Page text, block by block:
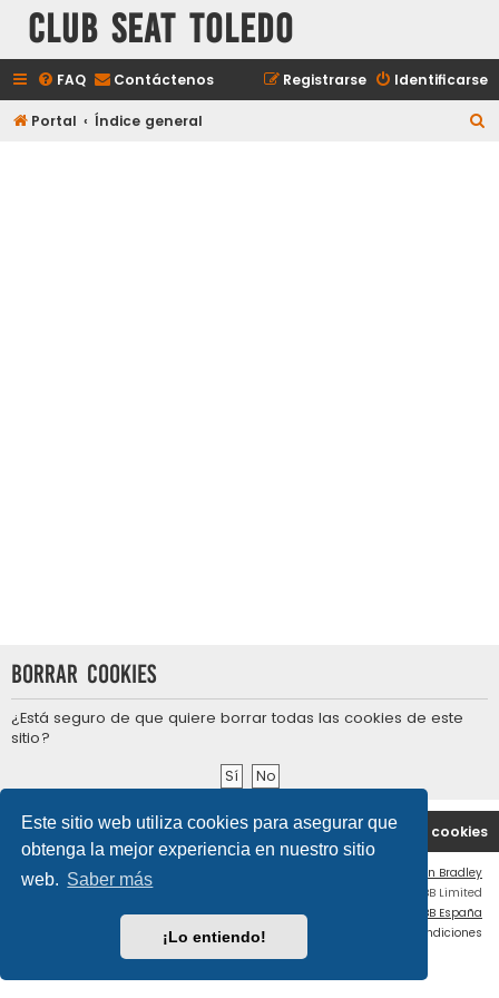
Este sitio web utiliza cookies para asegurar que
obtenga la mejor experiencia en nuestro sitio
web. Saber más
¡Lo entiendo!
Club Seat Toledo
FAQ Contáctenos Identificarse
Registrarse
Portal Índice general
Borrar cookies
¿Está seguro de que quiere borrar todas las cookies de este
sitio?
Portal Índice general Borrar cookies
Contáctenos
Ian Bradley
Desarrollado por
® Forum Software © phpBB Limited
Traducción al español por
phpBB España
Condiciones